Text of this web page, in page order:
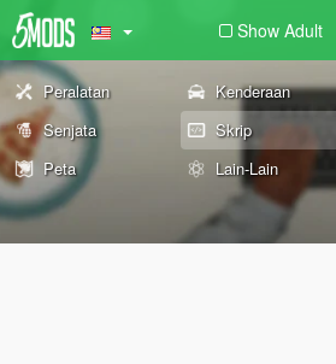
Show Adult
Peralatan Kenderaan
Senjata
Skrip
Peta
Lain-Lain